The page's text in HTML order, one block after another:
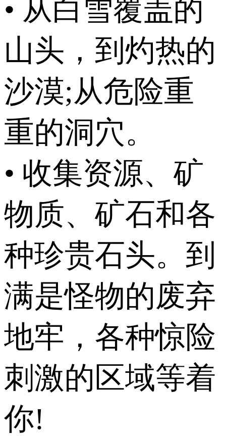
• 从白雪覆盖的
山头，到灼热的
沙漠;从危险重
重的洞穴。
• 收集资源、矿
物质、矿石和各
种珍贵石头。到
满是怪物的废弃
地牢，各种惊险
刺激的区域等着
你!